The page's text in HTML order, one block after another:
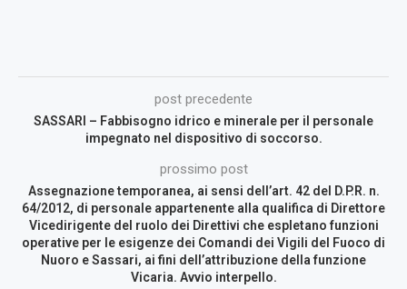
post precedente
SASSARI – Fabbisogno idrico e minerale per il personale
impegnato nel dispositivo di soccorso.
prossimo post
Assegnazione temporanea, ai sensi dell’art. 42 del D.P.R. n.
64/2012, di personale appartenente alla qualifica di Direttore
Vicedirigente del ruolo dei Direttivi che espletano funzioni
operative per le esigenze dei Comandi dei Vigili del Fuoco di
Nuoro e Sassari, ai fini dell’attribuzione della funzione
Vicaria. Avvio interpello.